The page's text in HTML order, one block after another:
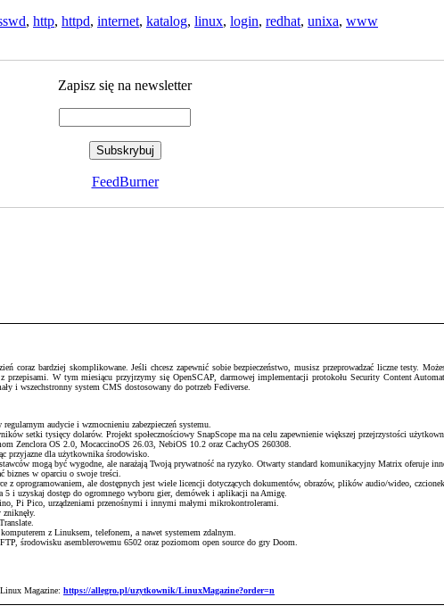
, http, httpd, internet, katalog, linux, login, redhat, unixa, www
Zapisz się na newsletter
FeedBurner
coraz bardziej skomplikowane. Jeśli chcesz zapewnić sobie bezpieczeństwo, musisz przeprowadzać liczne testy.
z przepisami. W tym miesiącu przyjrzymy się OpenSCAP, darmowej implementacji protokołu Security Content
i wszechstronny system CMS dostosowany do potrzeb Fediverse.
audycie i wzmocnieniu zabezpieczeń systemu.
setki tysięcy dolarów. Projekt społecznościowy SnapScope ma na celu zapewnienie większej przejrzystości
Zenclora OS 2.0, MocaccinoOS 26.03, NebiOS 10.2 oraz CachyOS 260308.
przyjazne dla użytkownika środowisko.
mogą być wygodne, ale narażają Twoją prywatność na ryzyko. Otwarty standard komunikacyjny Matrix oferuje
biznes w oparciu o swoje treści.
z oprogramowaniem, ale dostępnych jest wiele licencji dotyczących dokumentów, obrazów, plików audio/wideo,
i uzyskaj dostęp do ogromnego wyboru gier, demówek i aplikacji na Amigę.
Pi Pico, urządzeniami przenośnymi i innymi małymi mikrokontrolerami.
z Linuksem, telefonem, a nawet systemem zdalnym.
środowisku asemblerowemu 6502 oraz poziomom open source do gry Doom.
Magazine: https://allegro.pl/uzytkownik/LinuxMagazine?order=n